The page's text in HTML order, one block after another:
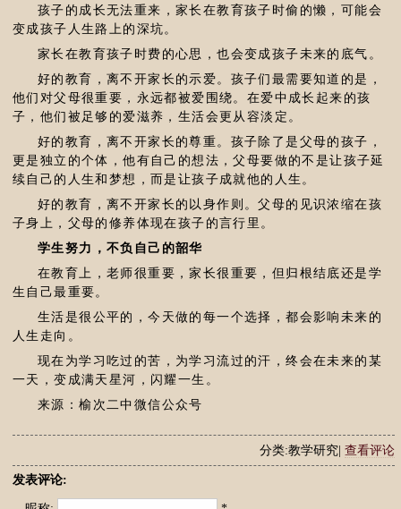
孩子的成长无法重来，家长在教育孩子时偷的懒，可能会
变成孩子人生路上的深坑。
家长在教育孩子时费的心思，也会变成孩子未来的底气。
好的教育，离不开家长的示爱。孩子们最需要知道的是，
他们对父母很重要，永远都被爱围绕。在爱中成长起来的孩
子，他们被足够的爱滋养，生活会更从容淡定。
好的教育，离不开家长的尊重。孩子除了是父母的孩子，
更是独立的个体，他有自己的想法，父母要做的不是让孩子延
续自己的人生和梦想，而是让孩子成就他的人生。
好的教育，离不开家长的以身作则。父母的见识浓缩在孩
子身上，父母的修养体现在孩子的言行里。
学生努力，不负自己的韶华
在教育上，老师很重要，家长很重要，但归根结底还是学
生自己最重要。
生活是很公平的，今天做的每一个选择，都会影响未来的
人生走向。
现在为学习吃过的苦，为学习流过的汗，终会在未来的某
一天，变成满天星河，闪耀一生。
来源：榆次二中微信公众号
分类:教学研究| 查看评论
发表评论: